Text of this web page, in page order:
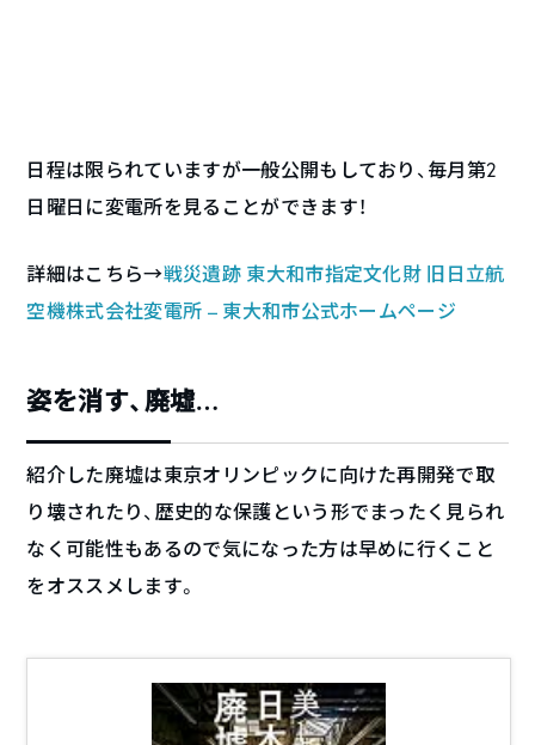
日程は限られていますが一般公開もしており、毎月第2
日曜日に変電所を見ることができます！
詳細はこちら→戦災遺跡 東大和市指定文化財 旧日立航
空機株式会社変電所 – 東大和市公式ホームページ
姿を消す、廃墟…
紹介した廃墟は東京オリンピックに向けた再開発で取
り壊されたり、歴史的な保護という形でまったく見られ
なく可能性もあるので気になった方は早めに行くこと
をオススメします。